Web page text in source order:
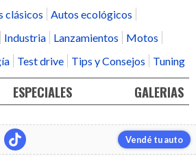
clásicos
Autos ecológicos
Industria Lanzamientos
Motos
Test drive Tips y Consejos Tuning
ESPECIALES GALERIAS
Vendé tu auto